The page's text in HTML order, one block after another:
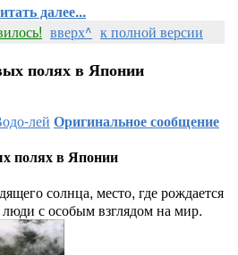
далее...
вверх^ к полной версии
полях в Японии
лей Оригинальное сообщение
полях в Японии
солнца, место, где рождается
с особым взглядом на мир.